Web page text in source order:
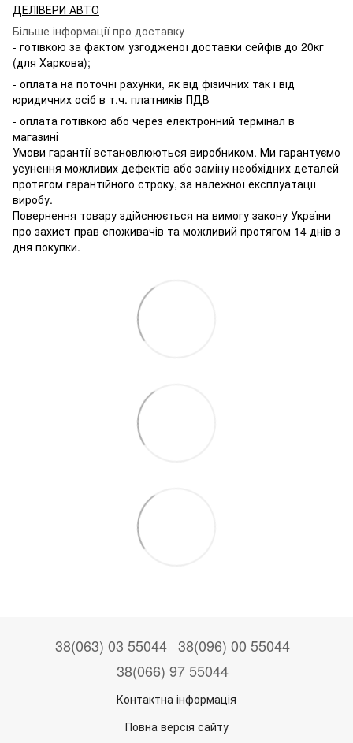
ДЕЛІВЕРИ АВТО
Більше інформації про доставку
- готівкою за фактом узгодженої доставки сейфів до 20кг
(для Харкова);
- оплата на поточні рахунки, як від фізичних так і від
юридичних осіб в т.ч. платників ПДВ
- оплата готівкою або через електронний термінал в
магазині
Умови гарантії встановлюються виробником. Ми гарантуємо
усунення можливих дефектів або заміну необхідних деталей
протягом гарантійного строку, за належної експлуатації
виробу.
Повернення товару здійснюється на вимогу закону України
про захист прав споживачів та можливий протягом 14 днів з
дня покупки.
38(063) 03 55044 38(096) 00 55044
38(066) 97 55044
Контактна інформація
Повна версія сайту